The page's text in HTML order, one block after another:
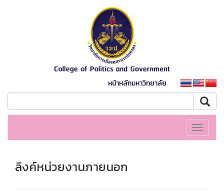
หน้าหลักมหาวิทยาลัย
Toggle
ลิงค์หน่วยงานภายนอก